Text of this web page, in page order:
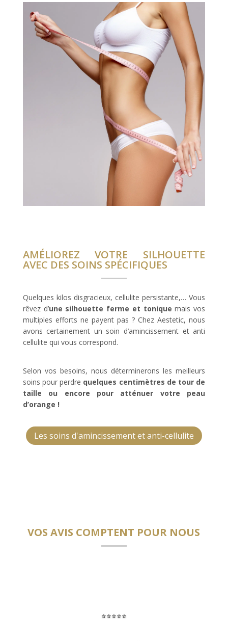
AMÉLIOREZ VOTRE SILHOUETTE
AVEC DES SOINS SPÉCIFIQUES
Quelques kilos disgracieux, cellulite persistante,… Vous
rêvez d’une silhouette ferme et tonique mais vos
multiples efforts ne payent pas ? Chez Aestetic, nous
avons certainement un soin d’amincissement et anti
cellulite qui vous correspond.
Selon vos besoins, nous déterminerons les meilleurs
soins pour perdre quelques centimètres de tour de
taille ou encore pour atténuer votre peau
d’orange !
Les soins d'amincissement et anti-cellulite
VOS AVIS COMPTENT POUR NOUS
⭐⭐⭐⭐⭐